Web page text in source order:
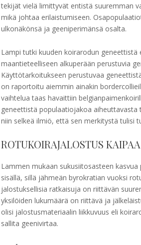
tekijät vielä limittyvät entistä suuremman
mikä johtaa erilaistumiseen.
ulkonäkönsä ja geeniperimänsä osalta.
Lampi tutki kuuden koirarodun
maantieteelliseen alkuperään perustuvia
Käyttötarkoitukseen perustuvaa
on raportoitu aiemmin ainakin
vaihtelua taas havaittiin
geneettistä populaatiojakoa
niin selkeä ilmiö, että sen merkitystä tulisi
ROTUKOIRAJALOSTUS
Lammen mukaan sukusiitosasteen
sisällä, sillä jähmeän byrokratian vuoksi
jalostuksellisia ratkaisuja on riittävän
yksilöiden lukumäärä on riittävä ja
olisi jalostusmateriaalin liikkuvuus eli
sallita geenivirtaa.